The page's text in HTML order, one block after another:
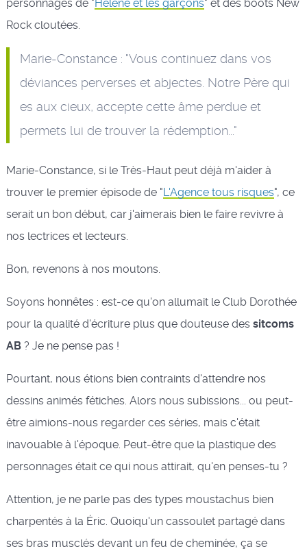
personnages de "Hélène et les garçons" et des boots New
Rock cloutées.
Marie-Constance : "Vous continuez dans vos
déviances perverses et abjectes. Notre Père qui
es aux cieux, accepte cette âme perdue et
permets lui de trouver la rédemption..."
Marie-Constance, si le Très-Haut peut déjà m'aider à
trouver le premier épisode de "L'Agence tous risques", ce
serait un bon début, car j'aimerais bien le faire revivre à
nos lectrices et lecteurs.
Bon, revenons à nos moutons.
Soyons honnêtes : est-ce qu'on allumait le Club Dorothée
pour la qualité d'écriture plus que douteuse des sitcoms
AB? Je ne pense pas !
Pourtant, nous étions bien contraints d'attendre nos
dessins animés fétiches. Alors nous subissions... ou peut-
être aimions-nous regarder ces séries, mais c'était
inavouable à l'époque. Peut-être que la plastique des
personnages était ce qui nous attirait, qu'en penses-tu ?
Attention, je ne parle pas des types moustachus bien
charpentés à la Éric. Quoiqu'un cassoulet partagé dans
ses bras musclés devant un feu de cheminée, ça se